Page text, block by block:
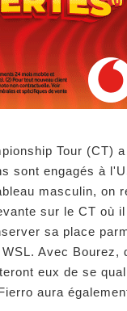
Tour (CT)
sont engagés à
masculin, on
sur le CT où
sa place
Avec
eux de se
aura